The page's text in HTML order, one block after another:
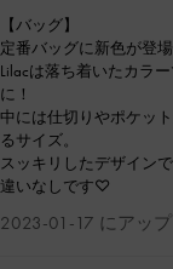
【バッグ】
定番バッグに新色が登
Lilacは落ち着いたカラ
に！
中には仕切りやポケッ
るサイズ。
スッキリしたデザイン
違いなしです♡
2023-01-17 にアッ